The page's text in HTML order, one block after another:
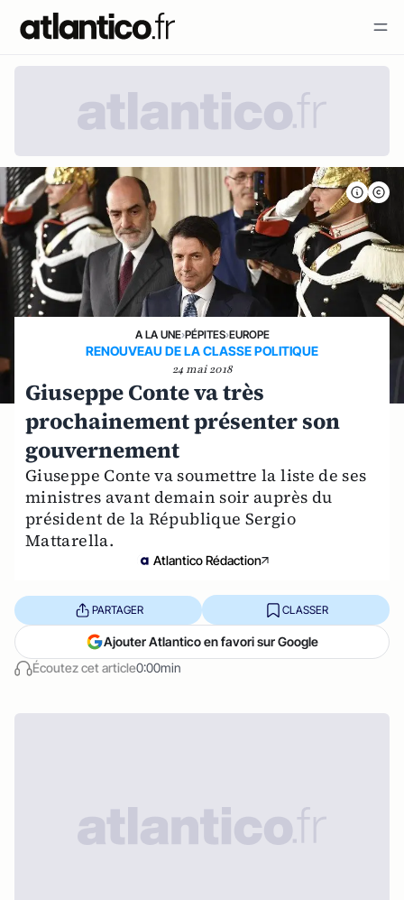
A LA UNE›PÉPITES›EUROPE
RENOUVEAU DE LA CLASSE POLITIQUE
24 mai 2018
Giuseppe Conte va très
prochainement présenter son
gouvernement
Giuseppe Conte va soumettre la liste de ses
ministres avant demain soir auprès du
président de la République Sergio
Mattarella.
Atlantico Rédaction
Écoutez cet article0:00min
PARTAGER CLASSER
Ajouter Atlantico en favori sur Google